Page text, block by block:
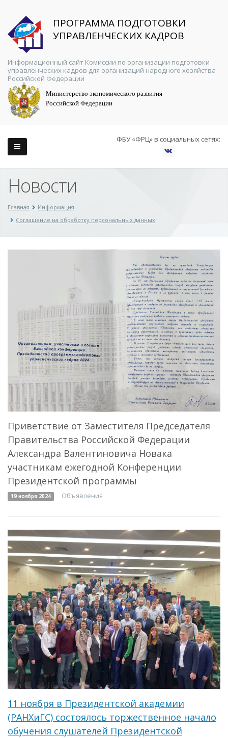
ПРОГРАММА ПОДГОТОВКИ
УПРАВЛЕНЧЕСКИХ КАДРОВ
Информационный сайт Комиссии по организации подготовки
управленческих кадров для организаций народного хозяйства
Российской Федерации
Министерство экономического развития
Российской Федерации
ФБУ «ФРЦ» в социальных сетях:
Новости
Главная
Информация
Соглашение на обработку персональных данных
Приветствие от Заместителя Председателя
Правительства Российской Федерации
Александра Валентиновича Новака
участникам ежегодной Конференции
Президентской программы
19 ноября 2024 Объявления
11 ноября в Президентской академии
(РАНХиГС) состоялось торжественное начало
обучения слушателей Президентской